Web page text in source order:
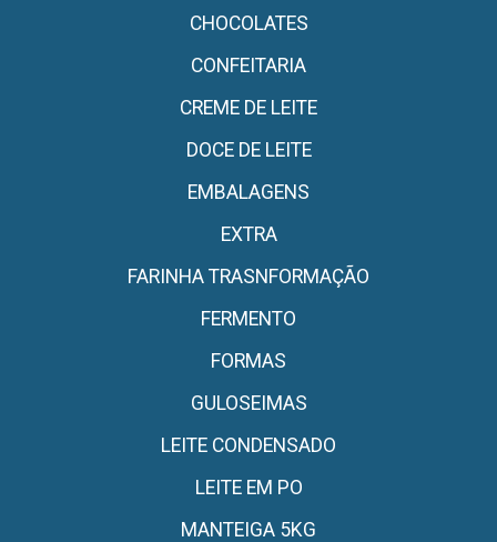
CHOCOLATES
CONFEITARIA
CREME DE LEITE
DOCE DE LEITE
EMBALAGENS
EXTRA
FARINHA TRASNFORMAÇÃO
FERMENTO
FORMAS
GULOSEIMAS
LEITE CONDENSADO
LEITE EM PO
MANTEIGA 5KG